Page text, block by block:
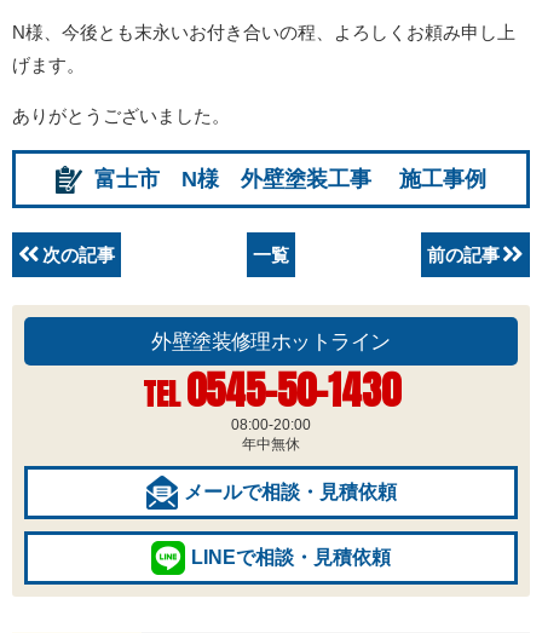
N様、今後とも末永いお付き合いの程、よろしくお頼み申し上
げます。
ありがとうございました。
富士市 N様 外壁塗装工事 施工事例
次の記事 一覧 前の記事
外壁塗装修理ホットライン
TEL0545-50-1430
08:00-20:00
年中無休
メールで相談・見積依頼
LINEで相談・見積依頼